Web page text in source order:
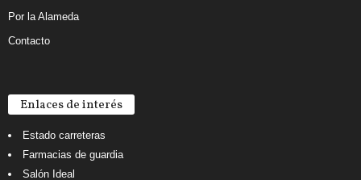
Por la Alameda
Contacto
Enlaces de interés
Estado carreteras
Farmacias de guardia
Salón Ideal